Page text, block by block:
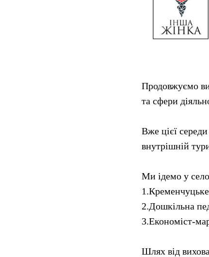
Продовжуємо
та сфери
Вже цієї
внутрішній
Ми ідемо у село
2.Дошкільна
3.Економіст-
Шлях від